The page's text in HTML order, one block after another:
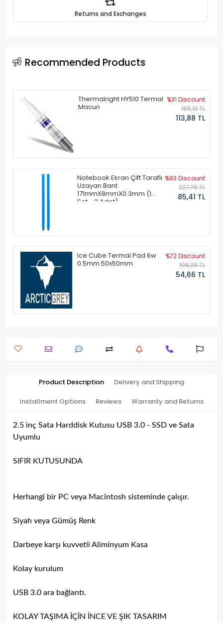
Returns and Exchanges
Recommended Products
Thermalright HY510 Termal
Macun
%31 Discount
165,13 TL
113,88 TL
Notebook Ekran Çift Taraflı
Uzayan Bant
171mmX8mmX0.3mm (1
Set - 2 Adet)
%63 Discount
227,76 TL
85,41 TL
Ice Cube Termal Pad 6w
0.5mm 50x50mm
%72 Discount
198,38 TL
54,66 TL
Product Description Delivery and Shipping
Installment Options Reviews Warranty and Returns
2.5 inç Sata Harddisk Kutusu USB 3.0 - SSD ve Sata
Uyumlu
SIFIR KUTUSUNDA
Herhangi bir PC veya Macintosh sisteminde çalışır.
Siyah veya Gümüş Renk
Darbeye karşı kuvvetli Aliminyum Kasa
Kolay kurulum
USB 3.0 ara bağlantı.
KOLAY TAŞIMA İÇİN İNCE VE ŞIK TASARIM